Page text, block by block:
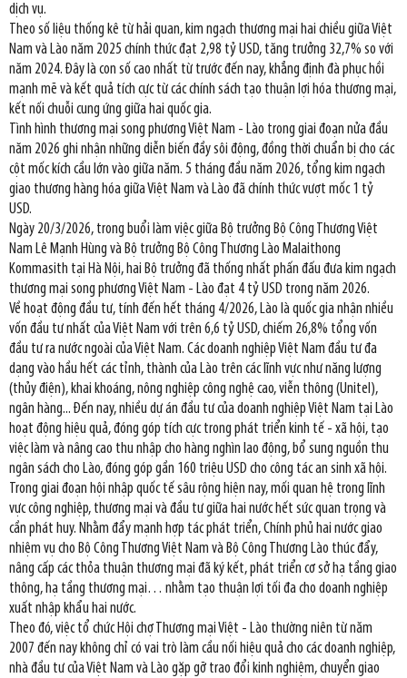
dịch vụ.
Theo số liệu thống kê từ hải quan, kim ngạch thương mại hai chiều giữa Việt
Nam và Lào năm 2025 chính thức đạt 2,98 tỷ USD, tăng trưởng 32,7% so với
năm 2024. Đây là con số cao nhất từ trước đến nay, khẳng định đà phục hồi
mạnh mẽ và kết quả tích cực từ các chính sách tạo thuận lợi hóa thương mại,
kết nối chuỗi cung ứng giữa hai quốc gia.
Tình hình thương mại song phương Việt Nam - Lào trong giai đoạn nửa đầu
năm 2026 ghi nhận những diễn biến đầy sôi động, đồng thời chuẩn bị cho các
cột mốc kích cầu lớn vào giữa năm. 5 tháng đầu năm 2026, tổng kim ngạch
giao thương hàng hóa giữa Việt Nam và Lào đã chính thức vượt mốc 1 tỷ
USD.
Ngày 20/3/2026, trong buổi làm việc giữa Bộ trưởng Bộ Công Thương Việt
Nam Lê Mạnh Hùng và Bộ trưởng Bộ Công Thương Lào Malaithong
Kommasith tại Hà Nội, hai Bộ trưởng đã thống nhất phấn đấu đưa kim ngạch
thương mại song phương Việt Nam - Lào đạt 4 tỷ USD trong năm 2026.
Về hoạt động đầu tư, tính đến hết tháng 4/2026, Lào là quốc gia nhận nhiều
vốn đầu tư nhất của Việt Nam với trên 6,6 tỷ USD, chiếm 26,8% tổng vốn
đầu tư ra nước ngoài của Việt Nam. Các doanh nghiệp Việt Nam đầu tư đa
dạng vào hầu hết các tỉnh, thành của Lào trên các lĩnh vực như năng lượng
(thủy điện), khai khoáng, nông nghiệp công nghệ cao, viễn thông (Unitel),
ngân hàng... Đến nay, nhiều dự án đầu tư của doanh nghiệp Việt Nam tại Lào
hoạt động hiệu quả, đóng góp tích cực trong phát triển kinh tế - xã hội, tạo
việc làm và nâng cao thu nhập cho hàng nghìn lao động, bổ sung nguồn thu
ngân sách cho Lào, đóng góp gần 160 triệu USD cho công tác an sinh xã hội.
Trong giai đoạn hội nhập quốc tế sâu rộng hiện nay, mối quan hệ trong lĩnh
vực công nghiệp, thương mại và đầu tư giữa hai nước hết sức quan trọng và
cần phát huy. Nhằm đẩy mạnh hợp tác phát triển, Chính phủ hai nước giao
nhiệm vụ cho Bộ Công Thương Việt Nam và Bộ Công Thương Lào thúc đẩy,
nâng cấp các thỏa thuận thương mại đã ký kết, phát triển cơ sở hạ tầng giao
thông, hạ tầng thương mại… nhằm tạo thuận lợi tối đa cho doanh nghiệp
xuất nhập khẩu hai nước.
Theo đó, việc tổ chức Hội chợ Thương mại Việt - Lào thường niên từ năm
2007 đến nay không chỉ có vai trò làm cầu nối hiệu quả cho các doanh nghiệp,
nhà đầu tư của Việt Nam và Lào gặp gỡ trao đổi kinh nghiệm, chuyển giao